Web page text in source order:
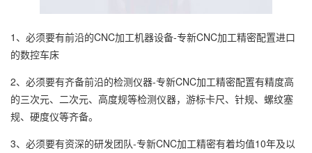
1、必须要有前沿的CNC加工机器设备-专新CNC加工精密配置进口
的数控车床
2、必须要有齐备前沿的检测仪器-专新CNC加工精密配置有精度高
的三次元、二次元、高度规等检测仪器，游标卡尺、针规、螺纹塞
规、硬度仪等齐备。
3、必须要有资深的研发团队-专新CNC加工精密有着均值10年及以